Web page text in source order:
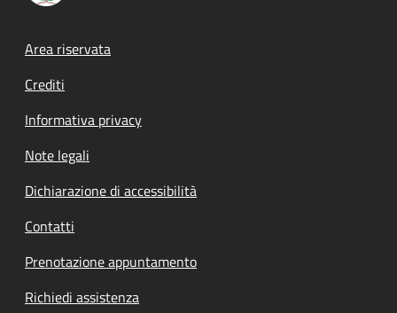
Footer menu
Area riservata
Crediti
Informativa privacy
Note legali
Dichiarazione di accessibilità
Contatti
Prenotazione appuntamento
Richiedi assistenza